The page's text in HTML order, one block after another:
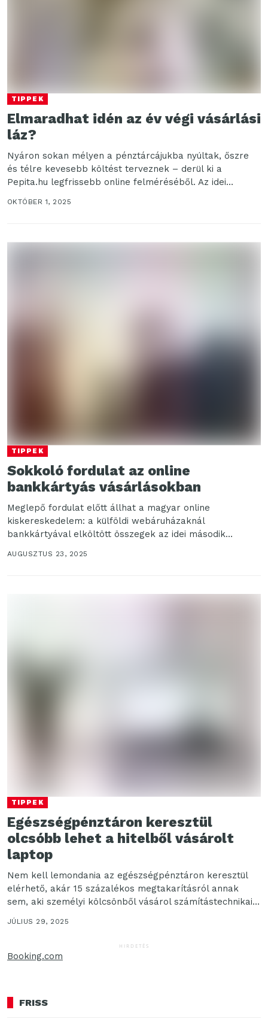
TIPPEK
Elmaradhat idén az év végi vásárlási
láz?
Nyáron sokan mélyen a pénztárcájukba nyúltak, őszre
és télre kevesebb költést terveznek – derül ki a
Pepita.hu legfrissebb online felméréséből. Az idei
nyáron...
OKTÓBER 1, 2025
TIPPEK
Sokkoló fordulat az online
bankkártyás vásárlásokban
Meglepő fordulat előtt állhat a magyar online
kiskereskedelem: a külföldi webáruházaknál
bankkártyával elköltött összegek az idei második
AUGUSZTUS 23, 2025
TIPPEK
Egészségpénztáron keresztül
olcsóbb lehet a hitelből vásárolt
laptop
Nem kell lemondania az egészségpénztáron keresztül
elérhető, akár 15 százalékos megtakarításról annak
sem, aki személyi kölcsönből vásárol számítástechnikai
eszközöket – mutat rá Gergely...
JÚLIUS 29, 2025
HIRDETÉS
Booking.com
FRISS